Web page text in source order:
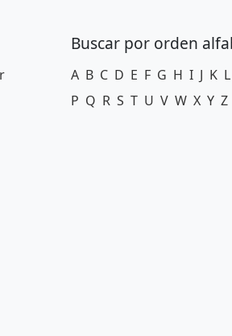
Buscar por orden
A B C D E F G H I J K L
P Q R S T U V W X Y Z